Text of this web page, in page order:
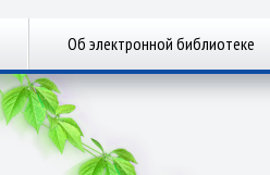
Об электронной библиотеке